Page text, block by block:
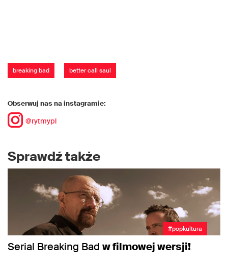
breaking bad better call saul
Obserwuj nas na instagramie:
@rytmypl
Sprawdź także
#popkultura
Serial Breaking Bad w filmowej wersji!